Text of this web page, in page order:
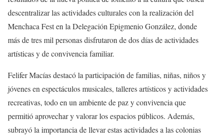
descentralizar las actividades culturales con la realización del
Menchaca Fest en la Delegación Epigmenio González, donde
más de tres mil personas disfrutaron de dos días de actividades
artísticas y de convivencia familiar.
Felifer Macías destacó la participación de familias, niñas, niños y
jóvenes en espectáculos musicales, talleres artísticos y actividades
recreativas, todo en un ambiente de paz y convivencia que
permitió aprovechar y valorar los espacios públicos. Además,
subrayó la importancia de llevar estas actividades a las colonias